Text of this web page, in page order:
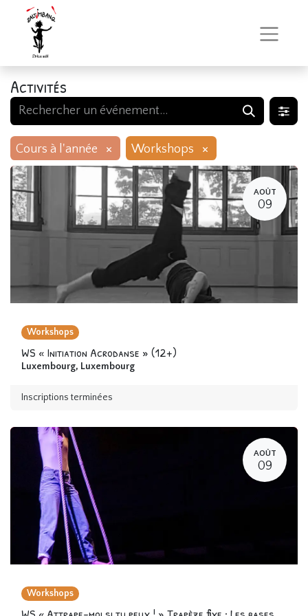
Activités
Cours à l'année × Workshops ×
AOÛT
09
Workshops
WS « Initiation Acrodanse » (12+)
Luxembourg, Luxembourg
Inscriptions terminées
AOÛT
09
Workshops